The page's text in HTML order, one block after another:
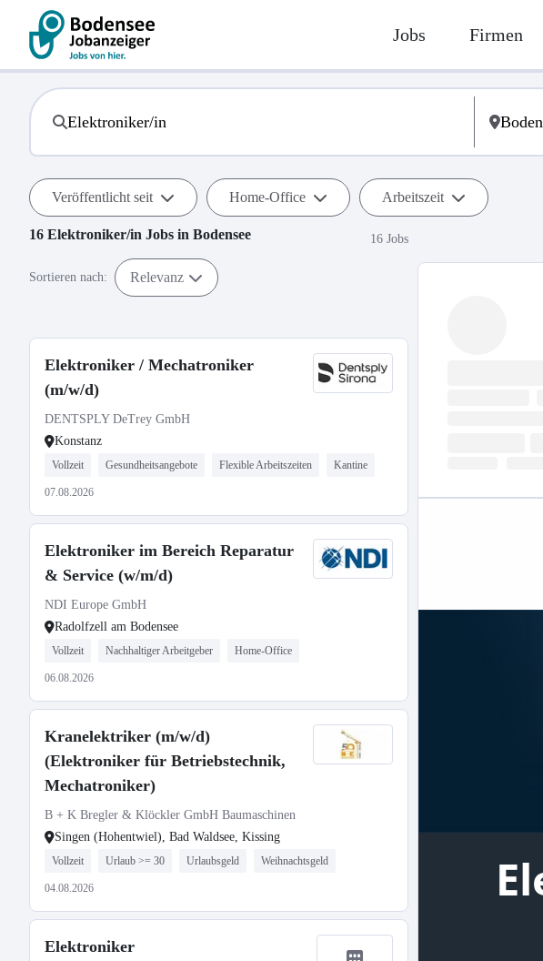
Jobs Firmen
Veröffentlicht seit Home-Office Arbeitszeit
16 Elektroniker/in Jobs in Bodensee 16 Jobs
Sortieren nach: Relevanz
Elektroniker / Mechatroniker
(m/w/d)
DENTSPLY DeTrey GmbH
Konstanz
Vollzeit Gesundheitsangebote Flexible Arbeitszeiten Kantine
07.08.2026
Elektroniker im Bereich Reparatur
& Service (w/m/d)
NDI Europe GmbH
Radolfzell am Bodensee
Vollzeit Nachhaltiger Arbeitgeber Home-Office
06.08.2026
Kranelektriker (m/w/d)
(Elektroniker für Betriebstechnik,
Mechatroniker)
B + K Bregler & Klöckler GmbH Baumaschinen
Singen (Hohentwiel), Bad Waldsee, Kissing
Vollzeit Urlaub >= 30 Urlaubsgeld Weihnachtsgeld
04.08.2026
Elektroniker